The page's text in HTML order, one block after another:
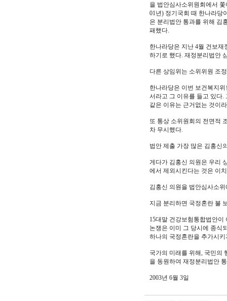
을 법안심사소위원회에서
01년) 정기국회 때 한나라당
은 분리법안 통과를 위해 김
패했다.
한나라당은 지난 4월 건보
하기로 했다. 재정분리법안
다른 상임위는 소위위원 조
한나라당은 이번 보건복지
서라고 그 이유를 들고 있다.
같은 이유는 근거없는 것이
또 통상 소위원회의 전면적
차 무시했다.
법안 제출 가장 많은 김홍신
게다가 김홍신 의원은 우리
에서 제외시킨다는 것은 이
김홍신 의원을 법안심사소
지금 분리하면 국정혼란 불
15대말 건강보험통합법안
논쟁은 이미 그 당시에 종식
하나의 국정혼란을 추가시
국가의 미래를 위해, 국민의
을 동원하여 재정분리법안
2003년 6월 3일